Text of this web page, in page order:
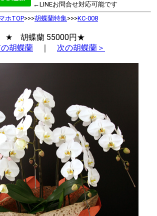
←LINEお問合せ対応可能です
ホTOP>>>胡蝶蘭特集>>>KC-008
★ 胡蝶蘭 55000円★
の胡蝶蘭 ｜ 次の胡蝶蘭＞